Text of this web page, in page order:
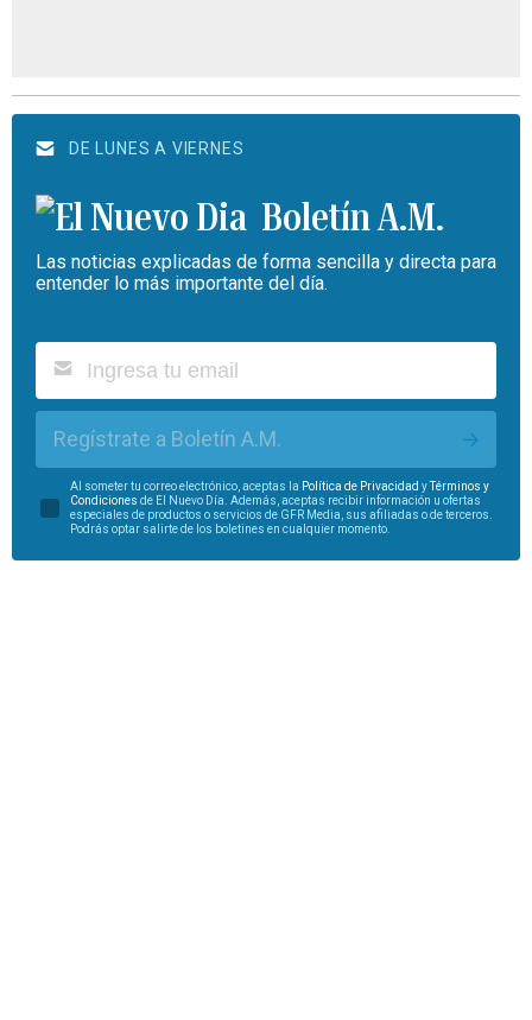
DE LUNES A VIERNES
Boletín A.M.
Las noticias explicadas de forma sencilla y directa para
entender lo más importante del día.
Regístrate a Boletín A.M.
Al someter tu correo electrónico, aceptas la Política de Privacidad yTérminos y
Condiciones de El Nuevo Día. Además, aceptas recibir información u ofertas
especiales de productos o servicios de GFR Media, sus afiliadas o de terceros.
Podrás optar salirte de los boletines en cualquier momento.